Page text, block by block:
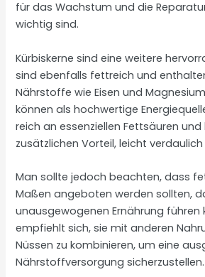
für das Wachstum und die
wichtig sind.
Kürbiskerne sind eine weitere
sind ebenfalls fettreich und
Nährstoffe wie Eisen und
können als hochwertige
reich an essenziellen Fettsäuren
zusätzlichen Vorteil, leicht verdaulich
Man sollte jedoch beachten, dass
Maßen angeboten werden sollten,
unausgewogenen Ernährung führen
empfiehlt sich, sie mit anderen
Nüssen zu kombinieren, um eine
Nährstoffversorgung sicherzustellen.